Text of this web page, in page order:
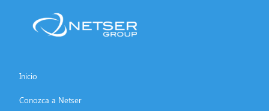
Inicio
Conozca a Netser